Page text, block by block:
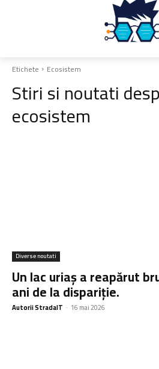
Etichete Ecosistem
Stiri si noutati
ecosistem
Diverse noutati
Un lac uriaș a reapărut
ani de la dispariție.
Autorii StradaIT - 16 mai 2026